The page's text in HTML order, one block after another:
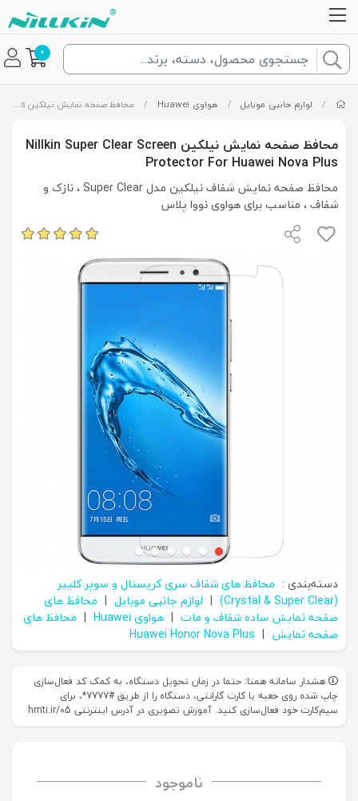
0
/ لوازم جانبی موبایل / هواوی Huawei / محافظ صفحه نمایش نیلکین Nillkin Super Clear Screen Protector For Huawei Nova Plus
محافظ صفحه نمایش نیلکین Nillkin Super Clear Screen
Protector For Huawei Nova Plus
محافظ صفحه نمایش شفاف نیلکین مدل Super Clear ، نازک و
شفاف ، مناسب برای هواوی نووا پلاس
دسته‌بندی : محافظ های شفاف سری کریستال و سوپر کلییر
(Crystal & Super Clear)
| لوازم جانبی موبایل | محافظ های
صفحه نمایش ساده شفاف و مات | هواوی Huawei | محافظ های
صفحه نمایش |
Huawei Honor Nova Plus
هشدار سامانه همتا: حتما در زمان تحویل دستگاه، به کمک کد فعال‌سازی
چاپ شده روی جعبه یا کارت گارانتی، دستگاه را از طریق #7777*، برای
سیم‌کارت خود فعال‌سازی کنید. آموزش تصویری در آدرس اینترنتی hmti.ir/05
ناموجود